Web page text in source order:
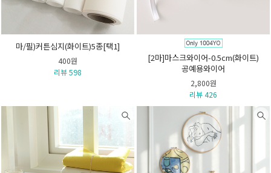
마/필)커튼심지(화이트)5종[택1]
400원
리뷰 598
[2마]마스크와이어-0.5cm(화이트)
공예용와이어
2,800원
리뷰 426